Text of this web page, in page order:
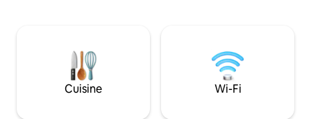
où vous pourrez voir des chevaux, des
taureaux et la beauté de la campagne.
Parfait pour déconnecter et se
Cuisine Wi-Fi